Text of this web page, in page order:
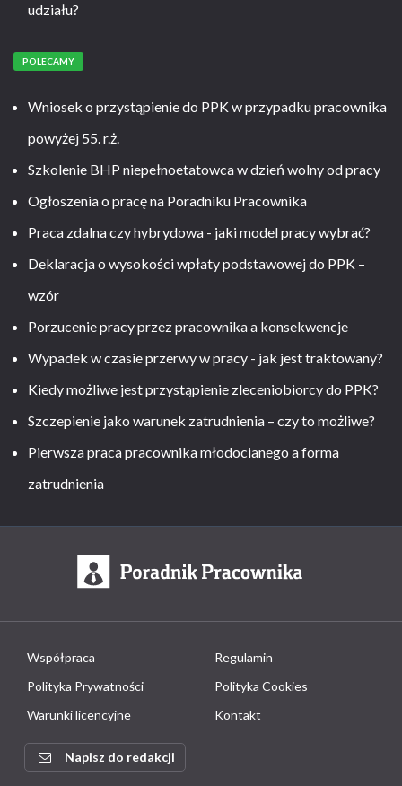
udziału?
POLECAMY
Wniosek o przystąpienie do PPK w przypadku pracownika
powyżej 55. r.ż.
Szkolenie BHP niepełnoetatowca w dzień wolny od pracy
Ogłoszenia o pracę na Poradniku Pracownika
Praca zdalna czy hybrydowa - jaki model pracy wybrać?
Deklaracja o wysokości wpłaty podstawowej do PPK –
wzór
Porzucenie pracy przez pracownika a konsekwencje
Wypadek w czasie przerwy w pracy - jak jest traktowany?
Kiedy możliwe jest przystąpienie zleceniobiorcy do PPK?
Szczepienie jako warunek zatrudnienia – czy to możliwe?
Pierwsza praca pracownika młodocianego a forma
zatrudnienia
Współpraca
Regulamin
Polityka Prywatności
Polityka Cookies
Warunki licencyjne
Kontakt
Napisz do redakcji